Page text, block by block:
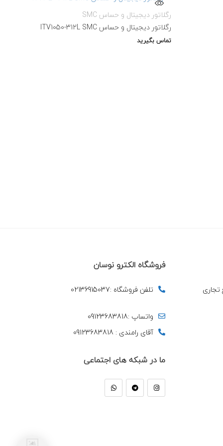
رگلاتور دیجیتال و حساس SMC
رگلاتور دیجیتال و حساس ITV1050-312L SMC
تماس بگیرید
تجاری
فروشگاه الکترو نوسان
تلفن فروشگاه :02136915037
واتساپ :09123683818
آقای رامندی : 09123683818
ما در شبکه های اجتماعی